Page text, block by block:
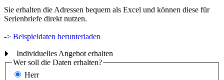
Sie erhalten die Adressen bequem als Excel und können diese für
Serienbriefe direkt nutzen.
-> Beispieldaten herunterladen
Individuelles Angebot erhalten
Wer soll die Daten erhalten?
Herr